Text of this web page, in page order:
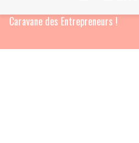
Caravane des Entrepreneurs !